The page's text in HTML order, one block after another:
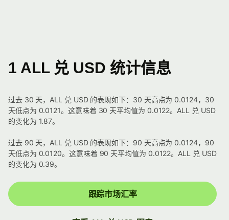
1 ALL 兑 USD 统计信息
过去 30 天，ALL 兑 USD 的表现如下：30 天高点为 0.0124，30
天低点为 0.0121。这意味着 30 天平均值为 0.0122。ALL 兑 USD
的变化为 1.87。
过去 90 天，ALL 兑 USD 的表现如下：90 天高点为 0.0124，90
天低点为 0.0120。这意味着 90 天平均值为 0.0122。ALL 兑 USD
的变化为 0.39。
跟踪市场汇率